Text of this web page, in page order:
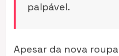
palpável.
Apesar da nova